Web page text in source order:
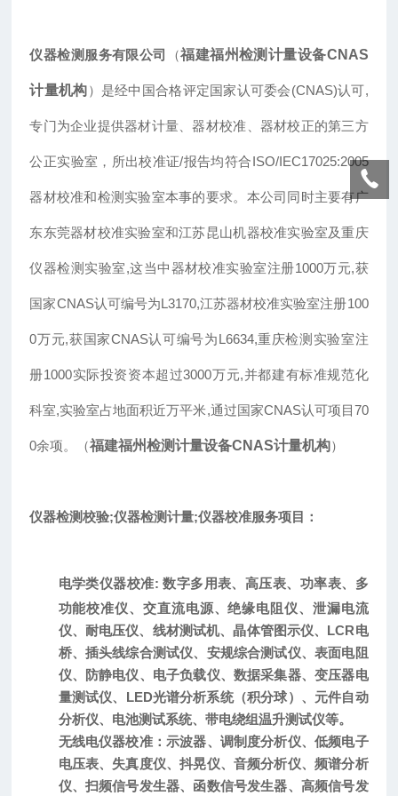
仪器检测服务有限公司 （福建福州检测计量设备CNAS
计量机构）是经中国合格评定国家认可委会(CNAS)认可,
专门为企业提供器材计量、器材校准、器材校正的第三方
公正实验室，所出校准证/报告均符合ISO/IEC17025:2005
器材校准和检测实验室本事的要求。本公司同时主要有广
东东莞器材校准实验室和江苏昆山机器校准实验室及重庆
仪器检测实验室,这当中器材校准实验室注册1000万元,获
国家CNAS认可编号为L3170,江苏器材校准实验室注册100
0万元,获国家CNAS认可编号为L6634,重庆检测实验室注
册1000实际投资资本超过3000万元,并都建有标准规范化
科室,实验室占地面积近万平米,通过国家CNAS认可项目70
0余项。（福建福州检测计量设备CNAS计量机构）
仪器检测校验;仪器检测计量;仪器校准服务项目：
电学类仪器校准: 数字多用表、高压表、功率表、多
功能校准仪、交直流电源、绝缘电阻仪、泄漏电流
仪、耐电压仪、线材测试机、晶体管图示仪、 LCR电
桥、插头线综合测试仪、安规综合测试仪、表面电阻
仪、防静电仪、电子负载仪、数据采集器、变压器电
量测试仪、LED光谱分析系统（积分球）、元件自动
分析仪、电池测试系统、 带电绕组温升测试仪等。
无线电仪器校准：示波器、 调制度分析仪、低频电子
电压表、 失真度仪、抖晃仪、音频分析仪、频谱分析
仪、扫频信号发生器、函数信号发生器、高频信号发